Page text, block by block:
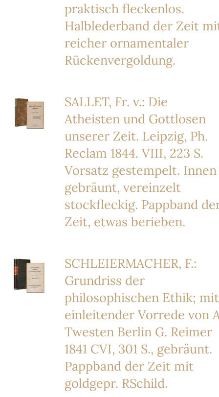
praktisch fleckenlos.
Halblederband der Zeit
reicher ornamentaler
Rückenvergoldung.
SALLET, Fr. v.: Die
Atheisten und Gottlosen
unserer Zeit. Leipzig, Ph.
Reclam 1844. VIII, 223 S.
Vorsatz gestempelt. Innen
gebräunt, vereinzelt
stockfleckig. Pappband
Zeit, etwas berieben.
SCHLEIERMACHER, F.:
Grundriss der
philosophischen Ethik; mit
einleitender Vorrede von
Twesten Berlin G. Reimer
1841 CVI, 301 S., gebräunt.
Pappband der Zeit mit
goldgepr. RSchild.